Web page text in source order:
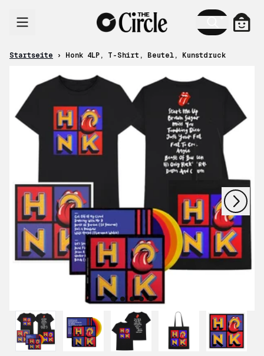
Startseite › Honk 4LP, T-Shirt, Beutel, Kunstdruck
vorheriges
nächstes